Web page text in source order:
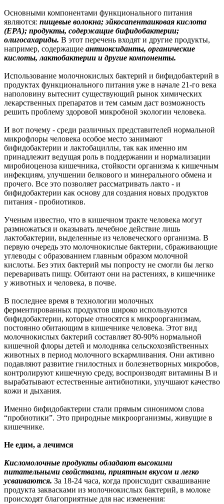
Основными компонентами функционального питания
являются: пищевые волокна; эйкосапентаиковая кислота
(EPA); продукты, содержащие бифидобактерии;
олигосахариды. В этот перечень входят и другие продукты,
например, содержащие антиоксиданты, органические
кислоты, лактобактерии и другие компоненты.
Использование молочнокислых бактерий и бифидобактерий в
продуктах функционального питания уже в начале 21-го века
наполовину вытеснит существующий рынок химических
лекарственных препаратов и тем самым даст возможность
решить проблему здоровой микробной экологии человека.
И вот почему - среди различных представителей нормальной
микрофлоры человека особое место занимают
бифидобактерии и лактобациллы, так как именно им
принадлежит ведущая роль в поддержании и нормализации
миробиоценоза кишечника, стойкости организма к кишечным
инфекциям, улучшении белкового и минерального обмена и
прочего. Все это позволяет рассматривать лакто - и
бифидобактерии как основу для создания новых продуктов
питания - пробиотиков.
Ученым известно, что в кишечном тракте человека могут
размножаться и оказывать лечебное действие лишь
лактобактерии, выделенные из человеческого организма. В
первую очередь это молочнокислые бактерии, сбраживающие
углеводы с образованием главным образом молочной
кислоты. Без этих бактерий мы попросту не смогли бы легко
переваривать пищу. Обитают они на растениях, в кишечнике
у животных и человека, в почве.
В последнее время в технологии молочных
ферментированных продуктов широко используются
бифидобактерии, которые относятся к микроорганизмам,
постоянно обитающим в кишечнике человека. Этот вид
молочнокислых бактерий составляет 80-90% нормальной
кишечной флоры детей и молодняка сельскохозяйственных
животных в период молочного вскармливания. Они активно
подавляют развитие гнилостных и болезнетворных микробов,
контролируют кишечную среду, воспроизводят витамины В и
вырабатывают естественные антибиотики, улучшают качество
кожи и дыхания.
Именно бифидобактерии стали прямым синонимом слова
“пробиотики”. Это природные микроорганизмы, живущие в
кишечнике.
Не едим, а лечимся
Кисломолочные продукты обладают высокими
питательными свойствами, приятным вкусом и легко
усваиваются. За 18-24 часа, когда происходит сквашивание
продукта заквасками из молочнокислых бактерий, в молоке
происходят благоприятные для нас изменения: